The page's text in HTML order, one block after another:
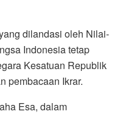
dilandasi oleh Nilai-
Indonesia tetap
Kesatuan Republik
pembacaan Ikrar.
Esa, dalam